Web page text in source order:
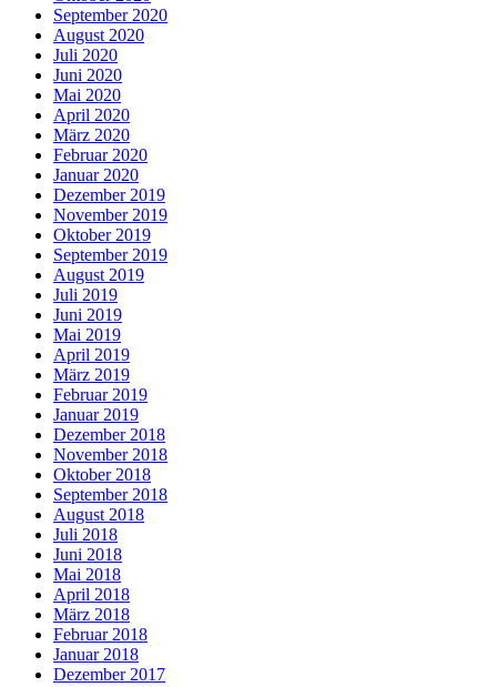
September 2020
August 2020
Juli 2020
Juni 2020
Mai 2020
April 2020
März 2020
Februar 2020
Januar 2020
Dezember 2019
November 2019
Oktober 2019
September 2019
August 2019
Juli 2019
Juni 2019
Mai 2019
April 2019
März 2019
Februar 2019
Januar 2019
Dezember 2018
November 2018
Oktober 2018
September 2018
August 2018
Juli 2018
Juni 2018
Mai 2018
April 2018
März 2018
Februar 2018
Januar 2018
Dezember 2017